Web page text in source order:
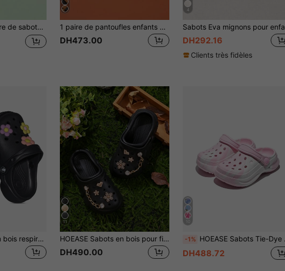
& filles, confortables, mode, décontractés, légers, polyvalents, semelle souple, protection des orteils, intérieur/extérieur 1 paire de pantoufles enfants mignonnes et de dessin animé, sandales de plage et d'extérieur antidérapantes en EVA, convient pour l'été
DH473.00
4
DH292.16
Clients très fidèles
HOEASE Sabots en bois respirants et décontractés pour filles, sabots de jardin légers et à séchage rapide, convenant pour l'intérieur/extérieur, la douche, la piscine, sandales d'été antidérapantes pour la plage
11
HOEASE Sabots en bois pour filles, chaussures de jardin, sandales légères et confortables à motif floral, idéales pour le printemps/été
DH490.00
-1% HOEASE Sabots Tie-Dye pour filles, chaussures d'été respirantes en EVA pour le jardin et la plage, design unisexe à enfiler pour enfants, convient pour l'extérieur et l'intérieur, à porter toute l'année
DH488.72